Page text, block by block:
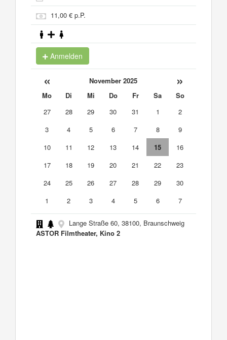
11,00 € p.P.
Anmelden
« November 2025 »
Mo Di Mi Do Fr Sa
So
27
28 29 30 31 1
2
3
4 5 6 7 8
9
10
11 12 13 14 15
16
17
18 19 20 21 22
23
24
25 26 27 28 29
30
1
2 3 4 5 6 7
Lange Straße 60, 38100, Braunschweig
ASTOR Filmtheater, Kino 2